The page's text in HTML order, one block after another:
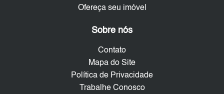
Ofereça seu imóvel
Sobre nós
Contato
Mapa do Site
Política de Privacidade
Trabalhe Conosco